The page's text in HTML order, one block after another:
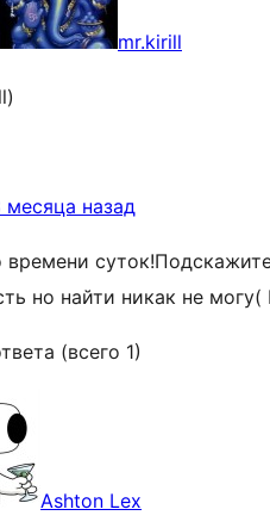
mr.kirill
месяца назад
времени
но найти никак не
(всего 1)
Ashton Lex